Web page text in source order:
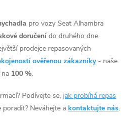
pro vozy Seat Alhambra
doručení do druhého dne
prodejce repasovaných
ověřenou zákazníky - naše
100 %.
Podívejte se, jak probíhá repas
poradit? Neváhejte a kontaktujte nás.